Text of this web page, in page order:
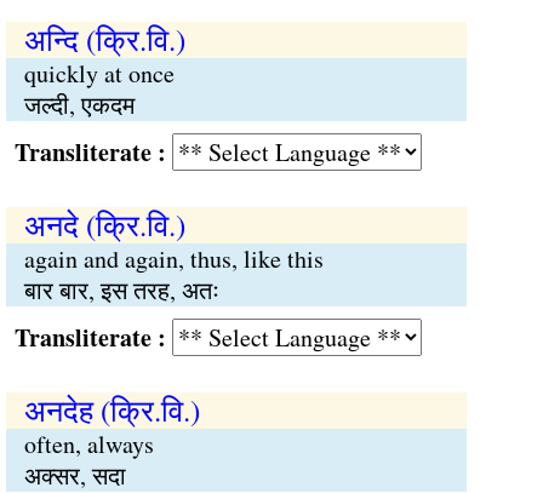
अन्दि (क्रि.वि.)
quickly at once
जल्दी, एकदम
:
अनदे (क्रि.वि.)
again and again, thus, like this
बार बार, इस तरह, अतः
:
अनदेह (क्रि.वि.)
often, always
अक्सर, सदा